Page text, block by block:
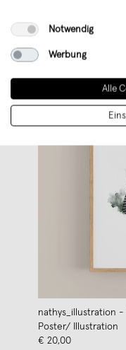
nathys_illustration -
Poster/ Illustration
€ 20,00
Notwendig
Werbung
Alle